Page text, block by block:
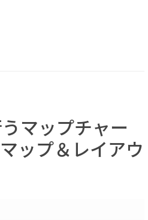
マップチャー
ップ＆レイアウ